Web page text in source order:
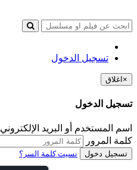
تسجيل الدخول
× اغلاق
تسجيل الدخول
اسم المستخدم أو البريد الإلكتروني
كلمة المرور
تسجيل دخول نسيت كلمة السر؟